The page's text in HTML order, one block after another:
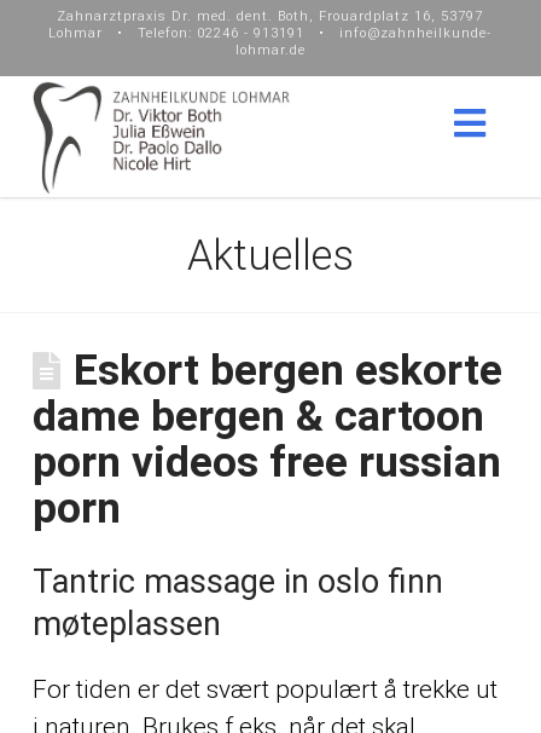
Zahnarztpraxis Dr. med. dent. Both, Frouardplatz 16, 53797
Lohmar • Telefon: 02246 - 913191 • info@zahnheilkunde-
lohmar.de
Aktuelles
Eskort bergen eskorte
dame bergen & cartoon
porn videos free russian
porn
Tantric massage in oslo finn
møteplassen
For tiden er det svært populært å trekke ut
i naturen. Brukes f.eks. når det skal